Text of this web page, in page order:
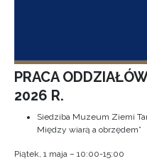
PRACA
2026 R.
Siedziba Muzeum Ziemi
Między wiarą a obrzędem”
Piątek, 1 maja – 10:00-15:00